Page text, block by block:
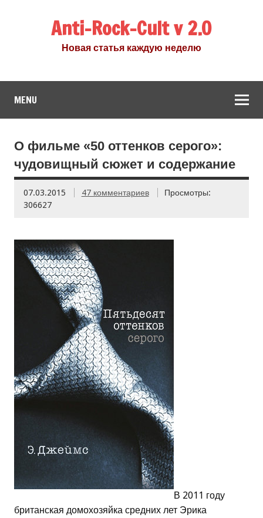
Anti-Rock-Cult v 2.0
Новая статья каждую неделю
MENU
О фильме «50 оттенков серого»:
чудовищный сюжет и содержание
07.03.2015 47 комментариев
Просмотры:
306627
В 2011 году
британская домохозяйка средних лет Эрика